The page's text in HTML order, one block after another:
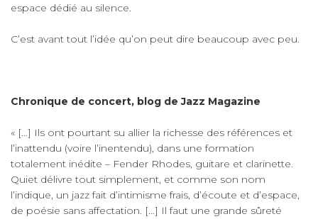
espace dédié au silence.
C’est avant tout l’idée qu’on peut dire beaucoup avec peu.
Chronique de concert, blog de Jazz Magazine
« […] Ils ont pourtant su allier la richesse des références et
l’inattendu (voire l’inentendu), dans une formation
totalement inédite – Fender Rhodes, guitare et clarinette.
Quiet délivre tout simplement, et comme son nom
l’indique, un jazz fait d’intimisme frais, d’écoute et d’espace,
de poésie sans affectation. […] Il faut une grande sûreté